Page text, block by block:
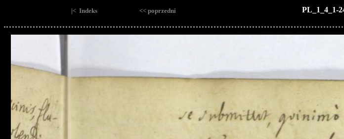
|< Indeks << poprzedni PL_1_4_1-